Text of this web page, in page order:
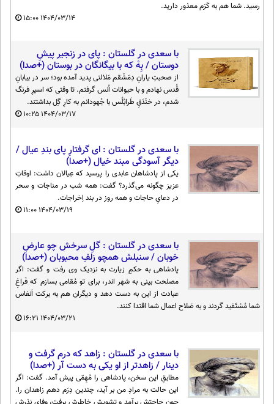
رسید. شما هم به کَرَم معذور دارید.
۱۴۰۴/۰۳/۱۴۱۵:۰۰
با سعدی در گلستان : پای در زنجیر پیشِ
دوستان / بِهْ که با بیگانگان در بوستان (+صدا)
از صحبتِ یارانِ دِمَشْقم مَلالتی پدید آمده بود؛ سر در بیابانِ
قُدس نهادم و با حیوانات اُنس گرفتم. تا وقتی که اسیرِ فرنگ
شدم، در خنْدَقِ طَرابُلُس با جُهودانم به کارِ گِل بداشتند.
۱۴۰۴/۰۳/۱۷۱۰:۲۵
با سعدی در گلستان : ای گرفتارِ پای بندِ عیال /
دیگر آسودگی مبند خیال (+صدا)
یکی از پادشاهان عابدی را پرسید که عِیالان داشت: اوقاتِ
عزیز چگونه می‌گذرد؟ گفت: همه شب در مناجات و سحر
در دعایِ حاجات و همه روز در بند اِخراجات.
۱۴۰۴/۰۳/۱۹۱۱:۰۰
با سعدی در گلستان : گلِ سرخش چو عارضِ
خوبان / سنبلش همچو زلفِ محبوبان (+صدا)
پادشاهی به حکمِ زیارت به نزدیک وی رفت و گفت: اگر
مصلحت بینی به شهر اندر، برای تو مُقامی بسازم که فَراغِ
عبادت از این به دست دهد و دیگران هم به برکت اَنفاس
شما مُسْتَفید گردند و به صَلاح اعمال شما اقتدا کنند.
۱۴۰۴/۰۳/۲۱ ۱۶:۲۱
با سعدی در گلستان : زاهد که درم گرفت و
دینار / زاهدتر از او یکی به دست آر (+صدا)
مطابقِ این سخن، پادشاهی را مُهِمّی پیش آمد. گفت: اگر
این حالت به مرادِ من بر آید، چندین دِرَم دهم زاهدان را.